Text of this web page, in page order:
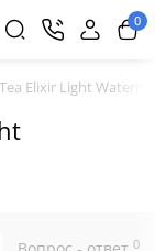
0
Elixir Light
0